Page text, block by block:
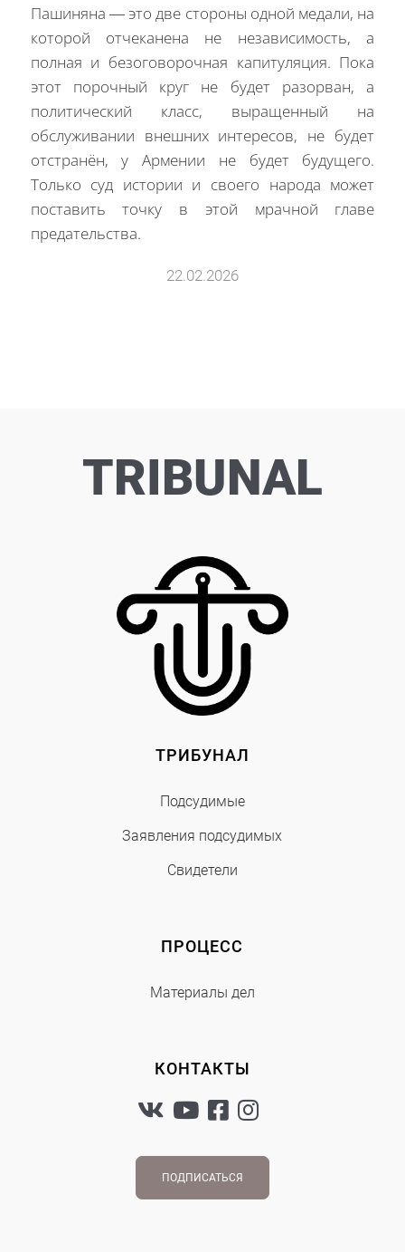
Пашиняна — это две стороны одной медали, на
которой отчеканена не независимость, а
полная и безоговорочная капитуляция. Пока
этот порочный круг не будет разорван, а
политический класс, выращенный на
обслуживании внешних интересов, не будет
отстранён, у Армении не будет будущего.
Только суд истории и своего народа может
поставить точку в этой мрачной главе
предательства.
22.02.2026
TRIBUNAL
ТРИБУНАЛ
Подсудимые
Заявления подсудимых
Свидетели
ПРОЦЕСС
Материалы дел
КОНТАКТЫ
ПОДПИСАТЬСЯ